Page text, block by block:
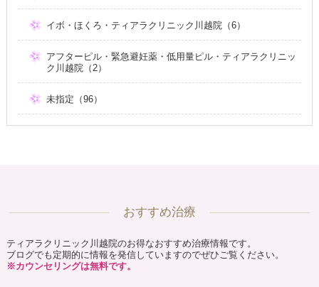
イボ・ほくろ・ティアラクリニック川越院（6）
アフターピル・緊急避妊薬・低用量ピル・ティアラクリニッ
ク川越院（2）
未指定（96）
おすすめ治療
ティアラクリニック川越院のお得なおすすめ治療情報です。
ブログでも定期的に情報を発信していますのでぜひご覧ください。
※カウンセリングは無料です。